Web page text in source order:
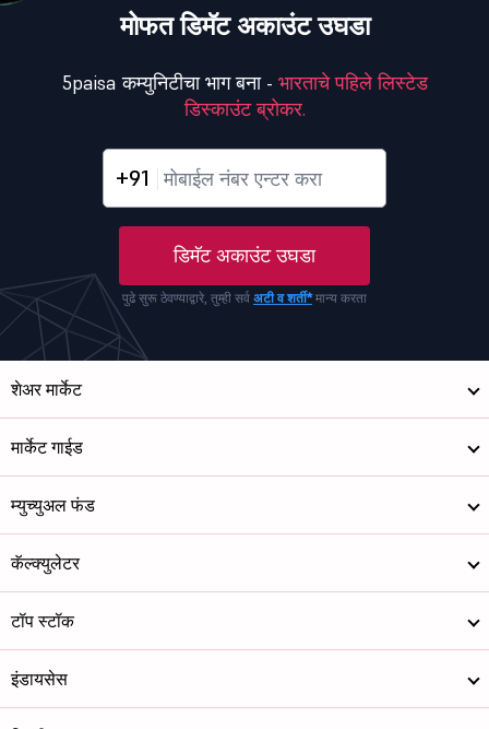
मोफत डिमॅट अकाउंट उघडा
5paisa कम्युनिटीचा भाग बना - भारताचे पहिले लिस्टेड
डिस्काउंट ब्रोकर.
+91
डिमॅट अकाउंट उघडा
पुढे सुरू ठेवण्याद्वारे, तुम्ही सर्व अटी व शर्ती*मान्य करता
शेअर मार्केट
मार्केट गाईड
म्युच्युअल फंड
कॅल्क्युलेटर
टॉप स्टॉक
इंडायसेस